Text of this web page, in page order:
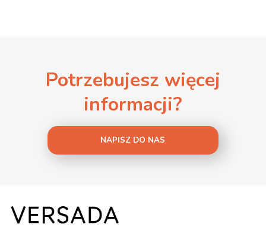
Potrzebujesz więcej
informacji?
NAPISZ DO NAS